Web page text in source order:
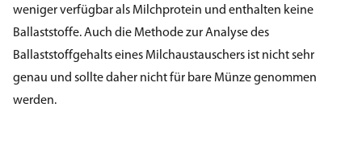
weniger verfügbar als Milchprotein und enthalten keine
Ballaststoffe. Auch die Methode zur Analyse des
Ballaststoffgehalts eines Milchaustauschers ist nicht sehr
genau und sollte daher nicht für bare Münze genommen
werden.